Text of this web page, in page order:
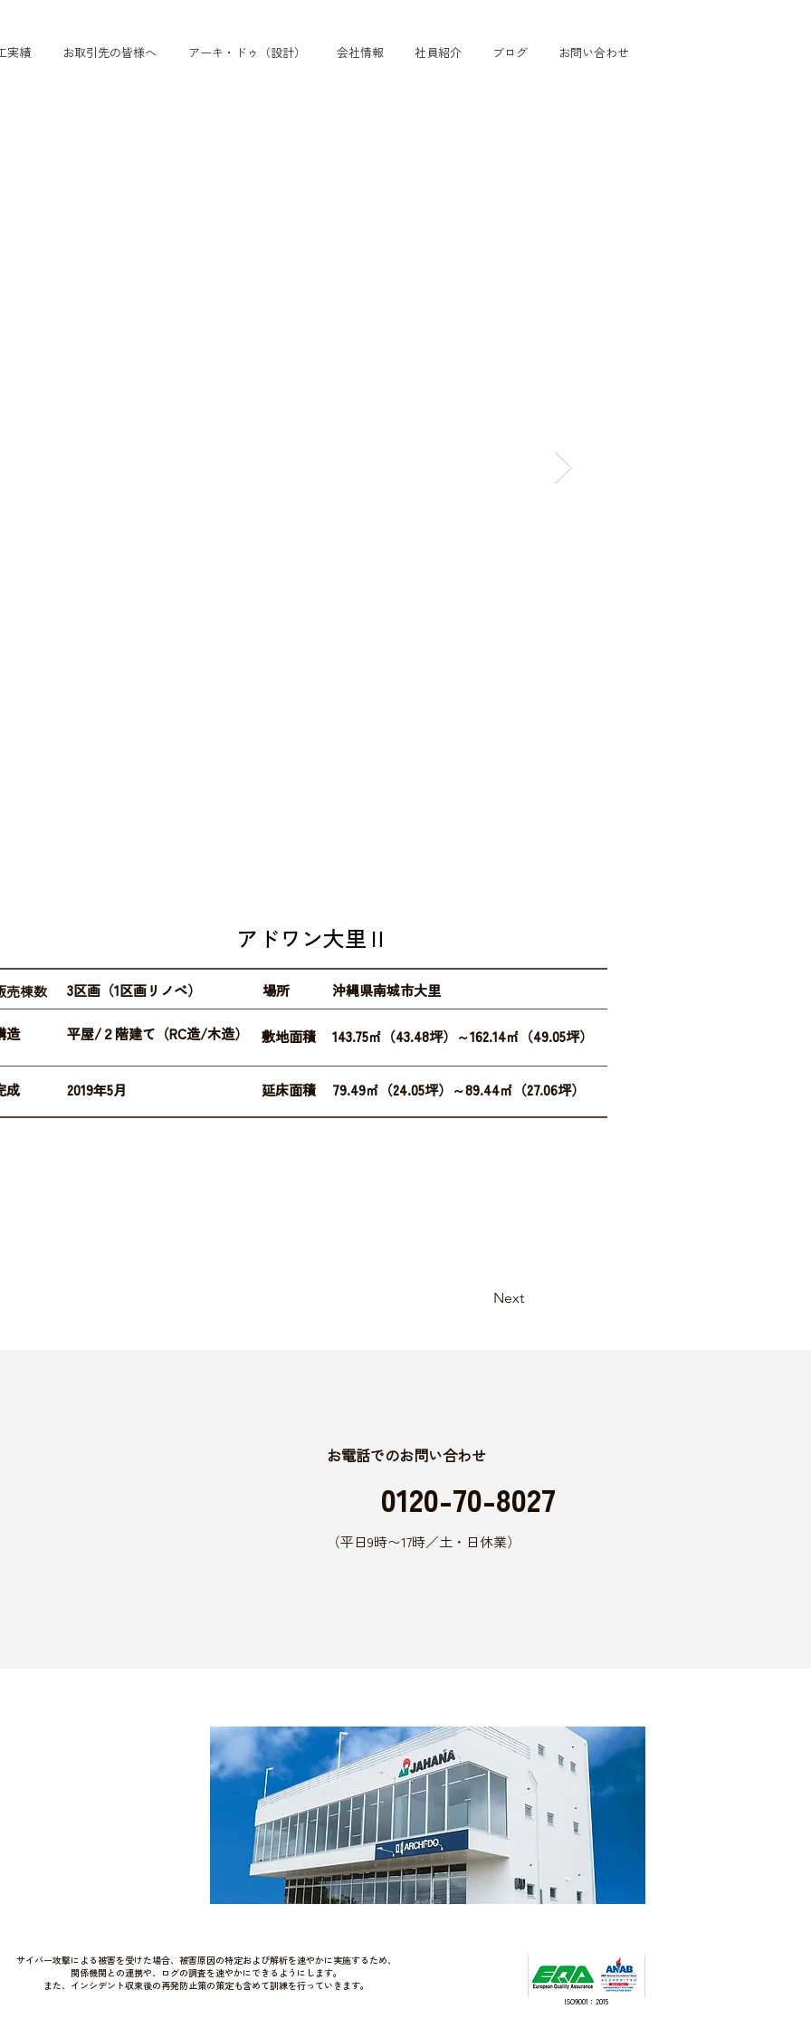
実績 お取引先の皆様へ アーキ・ドゥ（設計） 会社情報 社員紹介 ブログ お問い合わせ
アドワン大里Ⅱ
売棟数 3区画（1区画リノベ） 場所 沖縄県南城市大里
造 平屋/２階建て（RC造/木造） 敷地面積 143.75㎡（43.48坪）～162.14㎡（49.05坪）
成 2019年5月 延床面積 79.49㎡（24.05坪）～89.44㎡（27.06坪）
Next
お電話でのお問い合わせ
0120-70-8027
（平日9時〜17時／土・日休業）
サイバー攻撃による被害を受けた場合、被害原因の特定および解析を速やかに実施するため、
関係機関との連携や、ログの調査を速やかにできるようにします。
また、インシデント収束後の再発防止策の策定も含めて訓練を行っていきます。
​ISO9001：2015